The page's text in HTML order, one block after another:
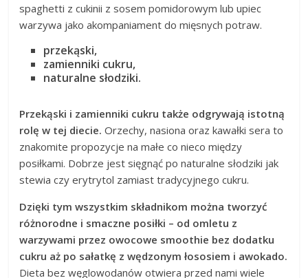
spaghetti z cukinii z sosem pomidorowym lub upiec
warzywa jako akompaniament do mięsnych potraw.
przekąski,
zamienniki cukru,
naturalne słodziki.
Przekąski i zamienniki cukru także odgrywają istotną
rolę w tej diecie. Orzechy, nasiona oraz kawałki sera to
znakomite propozycje na małe co nieco między
posiłkami. Dobrze jest sięgnąć po naturalne słodziki jak
stewia czy erytrytol zamiast tradycyjnego cukru.
Dzięki tym wszystkim składnikom można tworzyć
różnorodne i smaczne posiłki – od omletu z
warzywami przez owocowe smoothie bez dodatku
cukru aż po sałatkę z wędzonym łososiem i awokado.
Dieta bez węglowodanów otwiera przed nami wiele